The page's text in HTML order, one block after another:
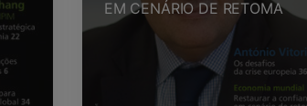
EM CENÁRIO DE RETOMA